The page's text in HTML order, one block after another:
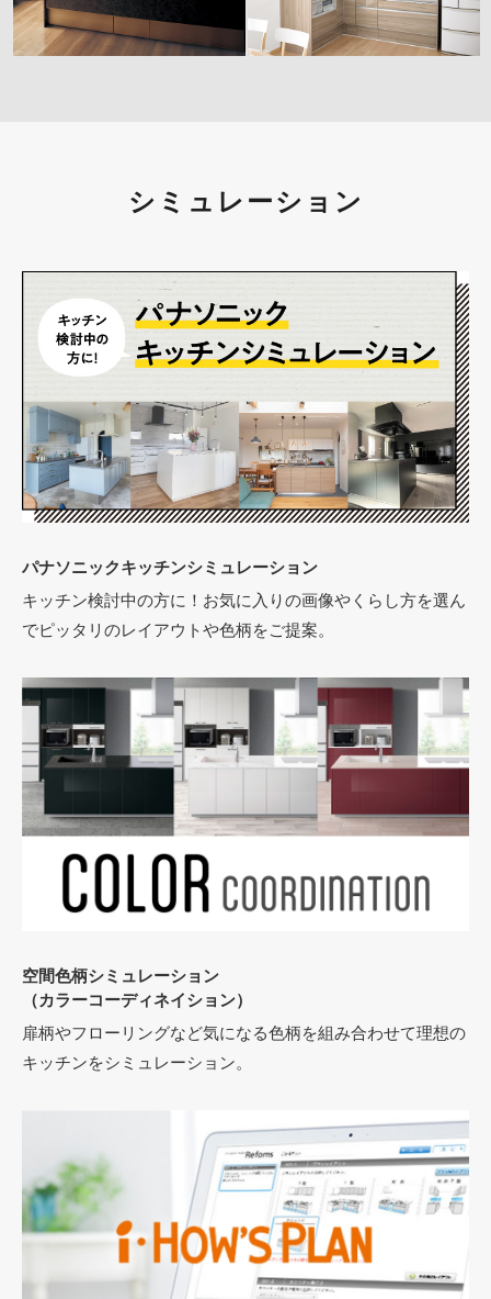
シミュレーション
パナソニックキッチンシミュレーション
キッチン検討中の方に！お気に入りの画像やくらし方を選ん
でピッタリのレイアウトや色柄をご提案。
空間色柄シミュレーション
（カラーコーディネイション）
扉柄やフローリングなど気になる色柄を組み合わせて理想の
キッチンをシミュレーション。